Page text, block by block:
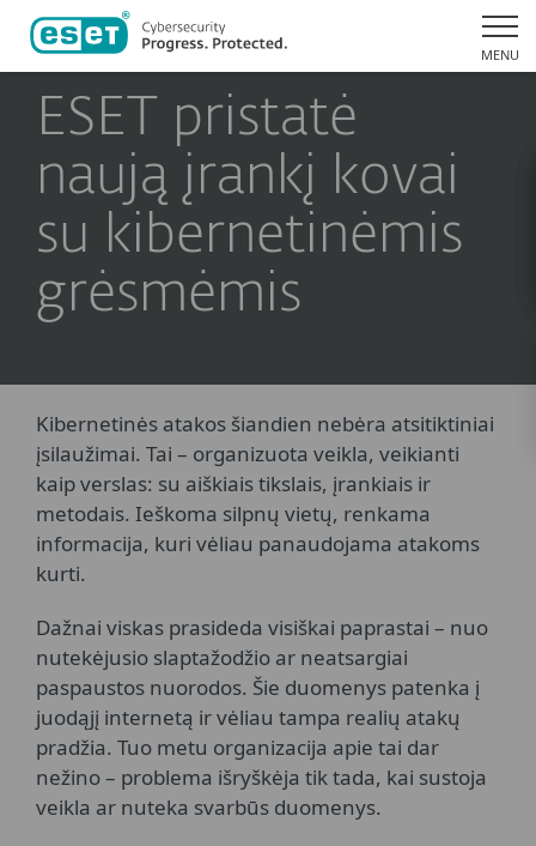
MENU
ESET pristatė
naują įrankį kovai
su kibernetinėmis
grėsmėmis
Kibernetinės atakos šiandien nebėra atsitiktiniai
įsilaužimai. Tai – organizuota veikla, veikianti
kaip verslas: su aiškiais tikslais, įrankiais ir
metodais. Ieškoma silpnų vietų, renkama
informacija, kuri vėliau panaudojama atakoms
kurti.
Dažnai viskas prasideda visiškai paprastai – nuo
nutekėjusio slaptažodžio ar neatsargiai
paspaustos nuorodos. Šie duomenys patenka į
juodąjį internetą ir vėliau tampa realių atakų
pradžia. Tuo metu organizacija apie tai dar
nežino – problema išryškėja tik tada, kai sustoja
veikla ar nuteka svarbūs duomenys.